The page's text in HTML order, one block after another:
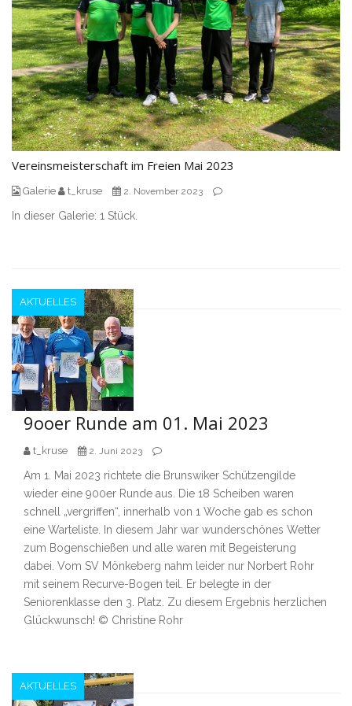
Vereinsmeisterschaft im Freien Mai 2023
Galerie t_kruse 2. November 2023
In dieser Galerie: 1 Stück.
AKTUELLES
9ooer Runde am 01. Mai 2023
t_kruse 2. Juni 2023
Am 1. Mai 2023 richtete die Brunswiker Schützengilde
wieder eine 900er Runde aus. Die 18 Scheiben waren
schnell „vergriffen“, innerhalb von 1 Woche gab es schon
eine Warteliste. In diesem Jahr war wunderschönes Wetter
zum Bogenschießen und alle waren mit Begeisterung
dabei. Vom SV Mönkeberg nahm leider nur Norbert Rohr
mit seinem Recurve-Bogen teil. Er belegte in der
Seniorenklasse den 3. Platz. Zu diesem Ergebnis herzlichen
Glückwunsch! © Christine Rohr
AKTUELLES